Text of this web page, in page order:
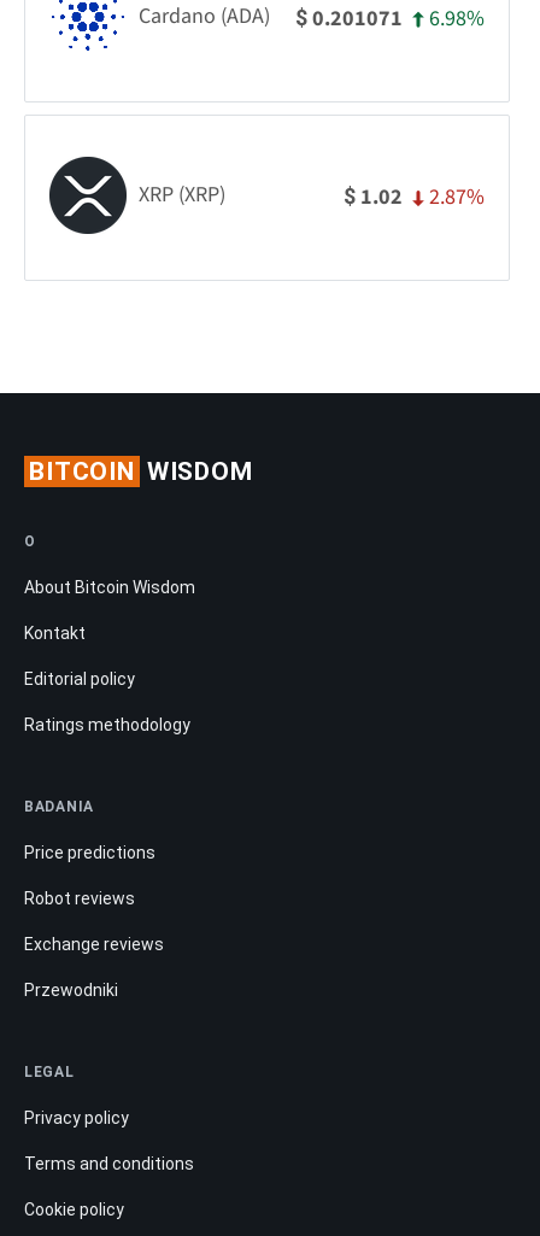
Cardano (ADA) $0.201071 6.98%
XRP (XRP) $ 1.02 2.87%
BITCOIN WISDOM
O
About Bitcoin Wisdom
Kontakt
Editorial policy
Ratings methodology
BADANIA
Price predictions
Robot reviews
Exchange reviews
Przewodniki
LEGAL
Privacy policy
Terms and conditions
Cookie policy